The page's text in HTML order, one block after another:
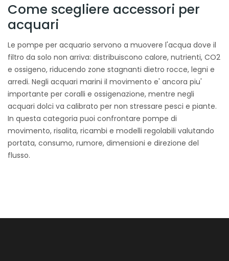
Come scegliere accessori per
acquari
Le pompe per acquario servono a muovere l'acqua dove il
filtro da solo non arriva: distribuiscono calore, nutrienti, CO2
e ossigeno, riducendo zone stagnanti dietro rocce, legni e
arredi. Negli acquari marini il movimento e' ancora piu'
importante per coralli e ossigenazione, mentre negli
acquari dolci va calibrato per non stressare pesci e piante.
In questa categoria puoi confrontare pompe di
movimento, risalita, ricambi e modelli regolabili valutando
portata, consumo, rumore, dimensioni e direzione del
flusso.